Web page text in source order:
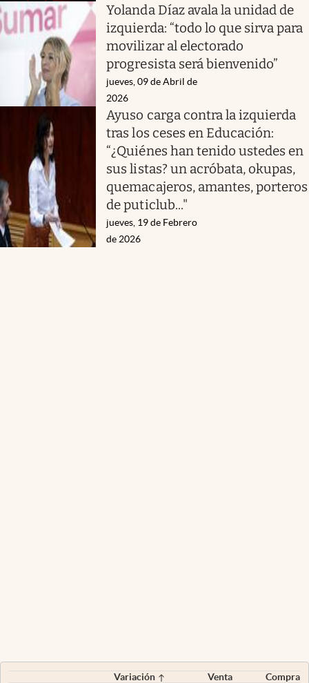
Yolanda Díaz avala la unidad de
izquierda: “todo lo que sirva para
movilizar al electorado
progresista será bienvenido”
jueves, 09 de Abril de
2026
Ayuso carga contra la izquierda
tras los ceses en Educación:
“¿Quiénes han tenido ustedes en
sus listas? un acróbata, okupas,
quemacajeros, amantes, porteros
de puticlub..."
jueves, 19 de Febrero
de 2026
Variación Venta
Compra